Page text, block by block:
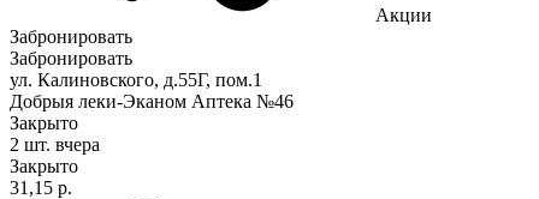
Акции
Забронировать
Забронировать
ул. Калиновского, д.55Г, пом.1
Добрыя леки-Эканом Аптека №46
Закрыто
2 шт. вчера
Закрыто
31,15 р.